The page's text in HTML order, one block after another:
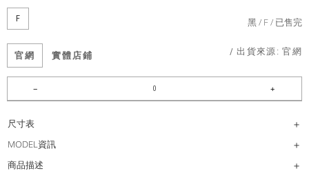
F 黑 F 已售完
官網 實體店鋪 / 出貨來源:官網
尺寸表
MODEL資訊
商品描述